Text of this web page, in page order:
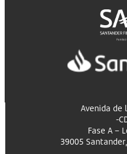
Avenida de
-
Fase A –
39005